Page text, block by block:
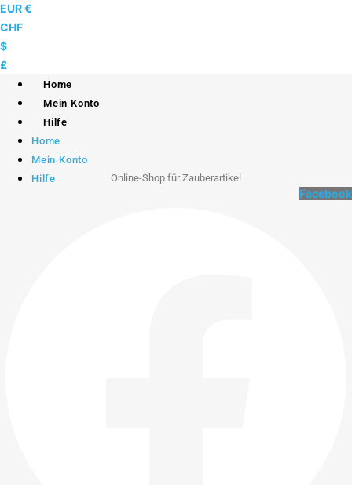
Skip
to
content
EUR €
CHF
$
£
Home
Mein Konto
Hilfe
Home
Mein Konto
Hilfe
Online-Shop für Zauberartikel
Facebook